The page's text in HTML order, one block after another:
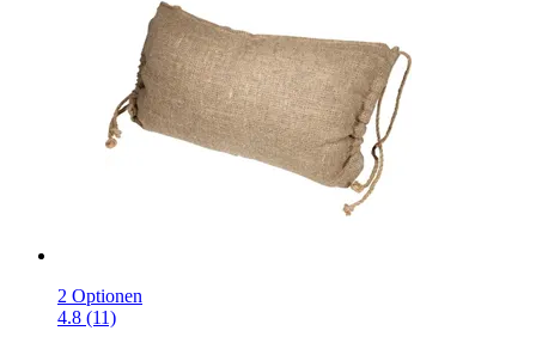
2 Optionen
4.8 (11)